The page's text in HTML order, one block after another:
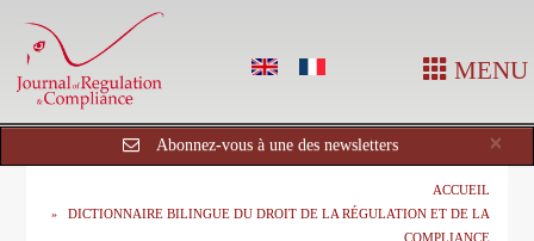
MENU
×
Abonnez-vous à une des newsletters
ACCUEIL
DICTIONNAIRE BILINGUE DU DROIT DE LA RÉGULATION ET DE LA
COMPLIANCE